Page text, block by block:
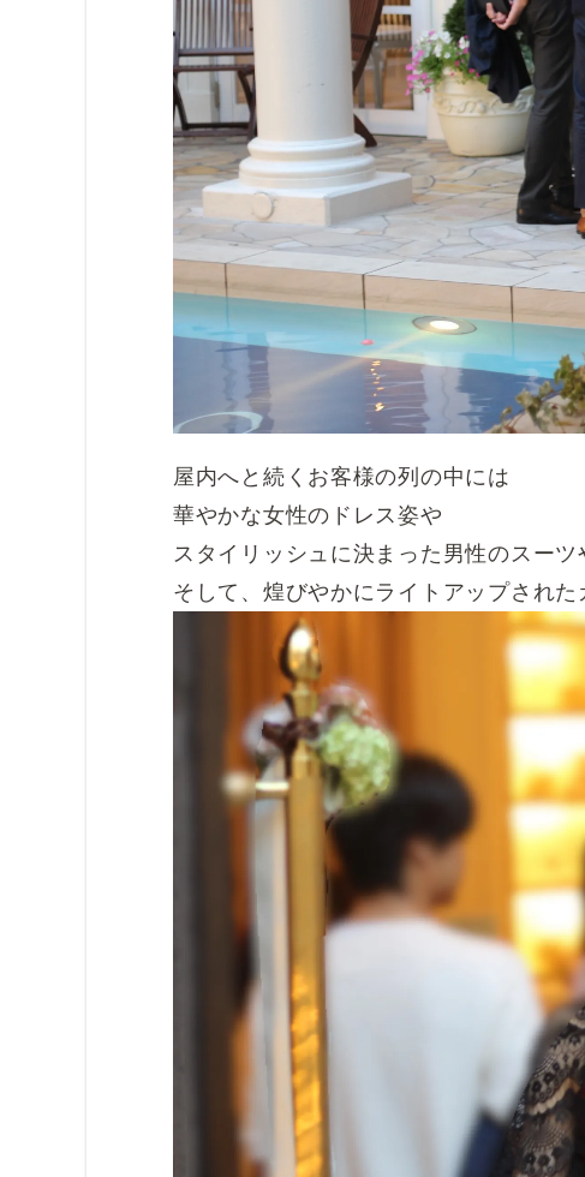
屋内へと続くお客様の列の中には
華やかな女性のドレス姿や
スタイリッシュに決まった男性のスー
そして、煌びやかにライトアップされ